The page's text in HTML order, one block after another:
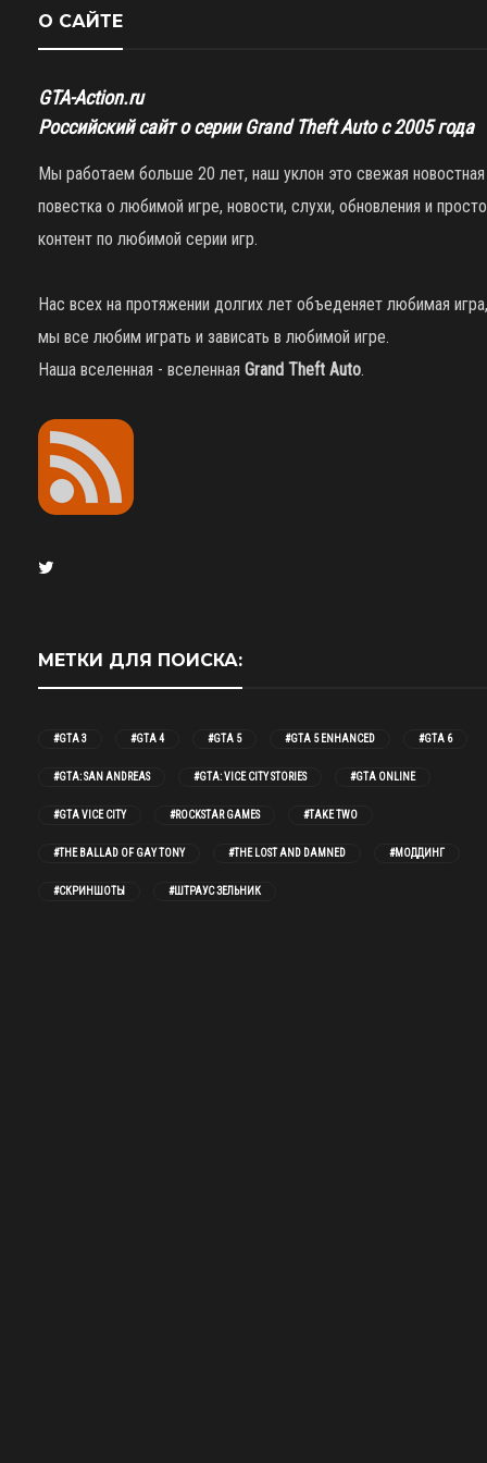
О САЙТЕ
GTA-Action.ru
Российский сайт о серии Grand Theft Auto с 2005 года
Мы работаем больше 20 лет, наш уклон это свежая новостная
повестка о любимой игре, новости, слухи, обновления и просто
контент по любимой серии игр.
Нас всех на протяжении долгих лет объеденяет любимая игра,
мы все любим играть и зависать в любимой игре.
Наша вселенная - вселенная Grand Theft Auto.
МЕТКИ ДЛЯ ПОИСКА:
#GTA 3 #GTA 4 #GTA 5 #GTA 5 ENHANCED #GTA 6
#GTA: SAN ANDREAS #GTA: VICE CITY STORIES #GTA ONLINE
#GTA VICE CITY #ROCKSTAR GAMES #TAKE TWO
#THE BALLAD OF GAY TONY #THE LOST AND DAMNED #МОДДИНГ
#СКРИНШОТЫ #ШТРАУС ЗЕЛЬНИК